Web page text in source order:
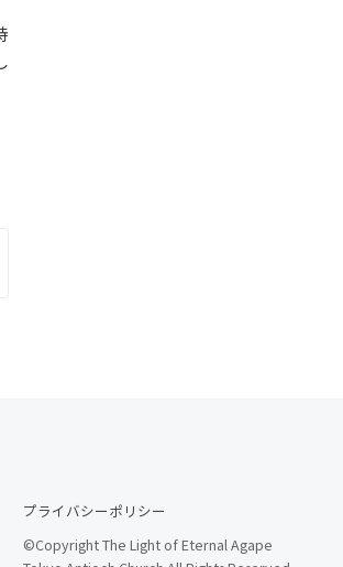
プライバシーポリシー
©Copyright The Light of Eternal Agape